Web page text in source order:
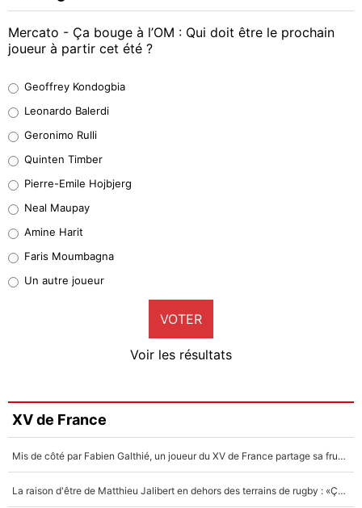
Mercato - Ça bouge à l’OM : Qui doit être le prochain
joueur à partir cet été ?
38%
32%
5%
1%
9%
Faris Moumbagna
5%
Un autre joueur
5%
Geoffrey Kondogbia
Leonardo Balerdi
Geronimo Rulli
Quinten Timber
Pierre-Emile Hojbjerg
Neal Maupay
Amine Harit
Faris Moumbagna
Un autre joueur
VOTER
Voir les résultats
XV de France
Mis de côté par Fabien Galthié, un joueur du XV de France partage sa frustration : «ils ne me l’ont pas dit tout de suite»
La raison d'être de Matthieu Jalibert en dehors des terrains de rugby : «Ça m'atteint autant que si tu touches à un membre de ma famille»